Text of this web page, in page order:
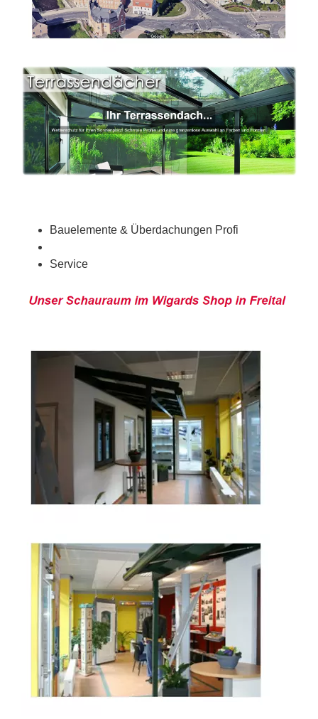
Bauelemente & Überdachungen Profi
Service